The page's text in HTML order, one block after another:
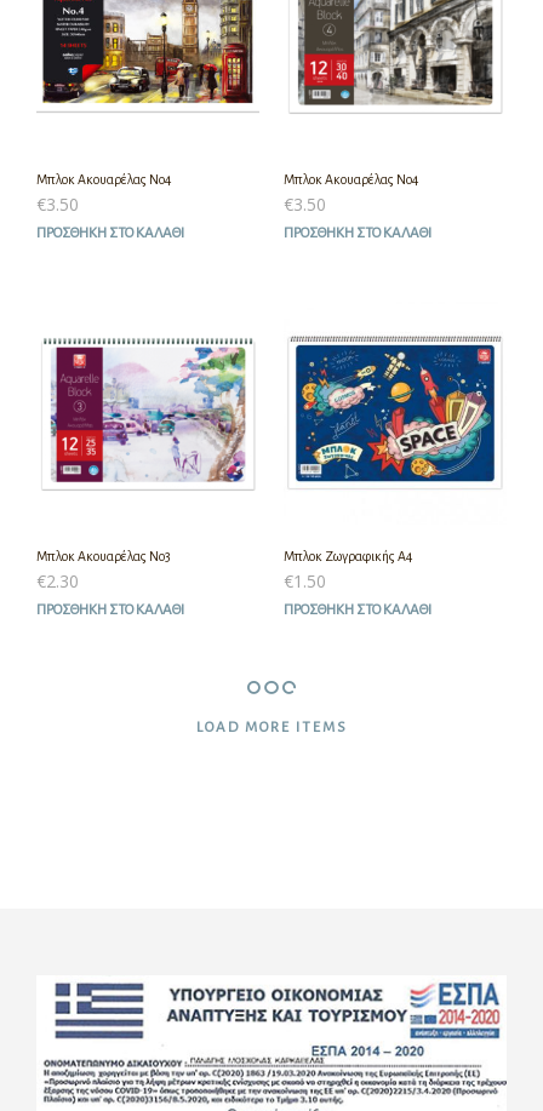
Μπλοκ Ακουαρέλας Νο4
€3.50
ΠΡΟΣΘΉΚΗ ΣΤΟ ΚΑΛΆΘΙ
Μπλοκ Ακουαρέλας Νο4
€3.50
ΠΡΟΣΘΉΚΗ ΣΤΟ ΚΑΛΆΘΙ
Μπλοκ Ακουαρέλας Νο3
€2.30
ΠΡΟΣΘΉΚΗ ΣΤΟ ΚΑΛΆΘΙ
Μπλοκ Ζωγραφικής Α4
€1.50
ΠΡΟΣΘΉΚΗ ΣΤΟ ΚΑΛΆΘΙ
LOAD MORE ITEMS